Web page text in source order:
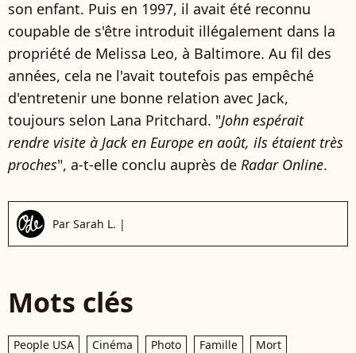
son enfant. Puis en 1997, il avait été reconnu
coupable de s'être introduit illégalement dans la
propriété de Melissa Leo, à Baltimore. Au fil des
années, cela ne l'avait toutefois pas empêché
d'entretenir une bonne relation avec Jack,
toujours selon Lana Pritchard. "John espérait
rendre visite à Jack en Europe en août, ils étaient très
proches", a-t-elle conclu auprès de Radar Online.
Par Sarah L. |
Mots clés
People USA Cinéma Photo Famille Mort